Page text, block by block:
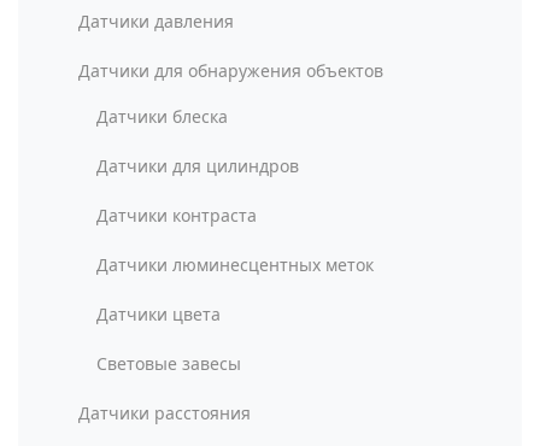
Датчики давления
Датчики для обнаружения объектов
Датчики блеска
Датчики для цилиндров
Датчики контраста
Датчики люминесцентных меток
Датчики цвета
Световые завесы
Датчики расстояния